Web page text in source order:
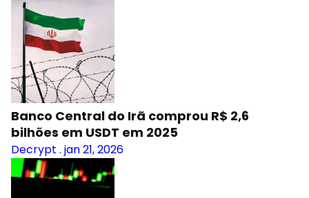
Banco Central do Irã comprou R$ 2,6
bilhões em USDT em 2025
Decrypt . jan 21, 2026